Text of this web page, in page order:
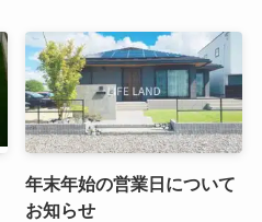
年末年始の営業日について
お知らせ